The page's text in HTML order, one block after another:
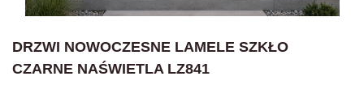
DRZWI NOWOCZESNE LAMELE SZKŁO
CZARNE NAŚWIETLA LZ841